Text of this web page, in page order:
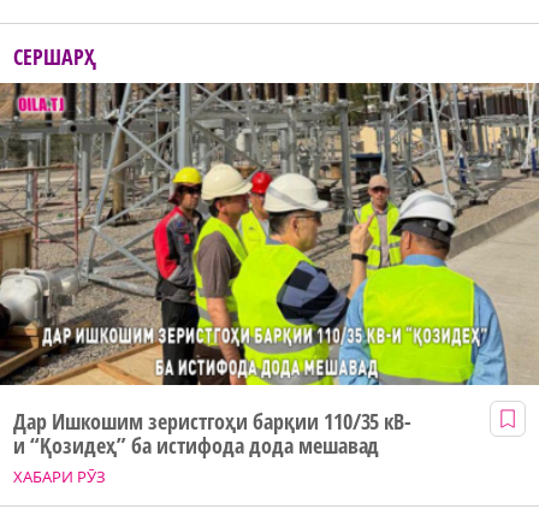
СЕРШАРҲ
ХАБАРИ РӮЗ
Дар Ишкошим зеристгоҳи барқии 110/35 кВ-
и “Қозидеҳ” ба истифода дода мешавад